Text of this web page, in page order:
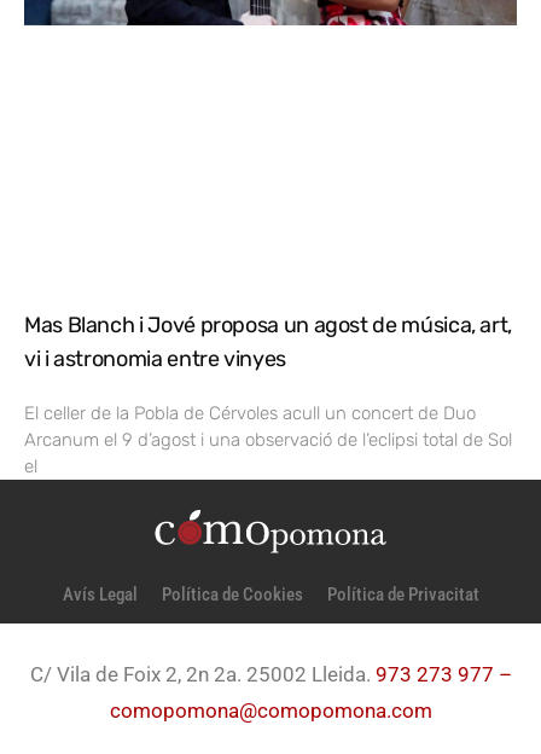
Mas Blanch i Jové proposa un agost de música, art,
vi i astronomia entre vinyes
El celler de la Pobla de Cérvoles acull un concert de Duo
Arcanum el 9 d’agost i una observació de l’eclipsi total de Sol
el
Avís Legal Política de Cookies Política de Privacitat
C/ Vila de Foix 2, 2n 2a. 25002 Lleida. 973 273 977 –
comopomona@comopomona.com